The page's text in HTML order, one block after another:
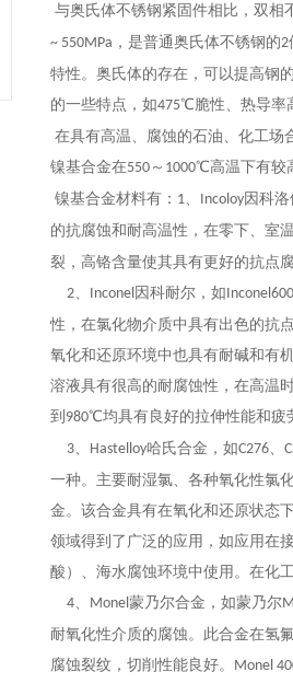
与奥氏体不锈钢紧固件相比，双相
~ 550MPa ，是普通奥氏体不锈钢的2
特性。奥氏体的存在，可以提高钢
的一些特点 ， 如475℃脆性、热导率
在具有高温、 腐蚀的石油、 化工场
镍基合金在550 ～ 1000℃高温下有较
镍基合金材料有： 1、 Incoloy因科洛
的抗腐蚀和耐高温性，在零下、室
裂，高铬含量使其具有更好的抗点
2、 Inconel因科耐尔， 如Inconel600
性，在氯化物介质中具有出色的抗
氧化和还原环境中也具有耐碱和有
溶液具有很高的耐腐蚀性，在高温
到 980℃均具有良好的拉伸性能和疲
3、 Hastelloy哈氏合金， 如C276、
一种。主要耐湿氯、各种氧化性氯
金。该合金具有在氧化和还原状态
领域得到了广泛的应用，如应用在
酸）、海水腐蚀环境中使用。在化
4、 Monel蒙乃尔合金， 如蒙乃尔
耐氧化性介质的腐蚀。此合金在氢
腐蚀裂纹，切削性能良好。 Monel